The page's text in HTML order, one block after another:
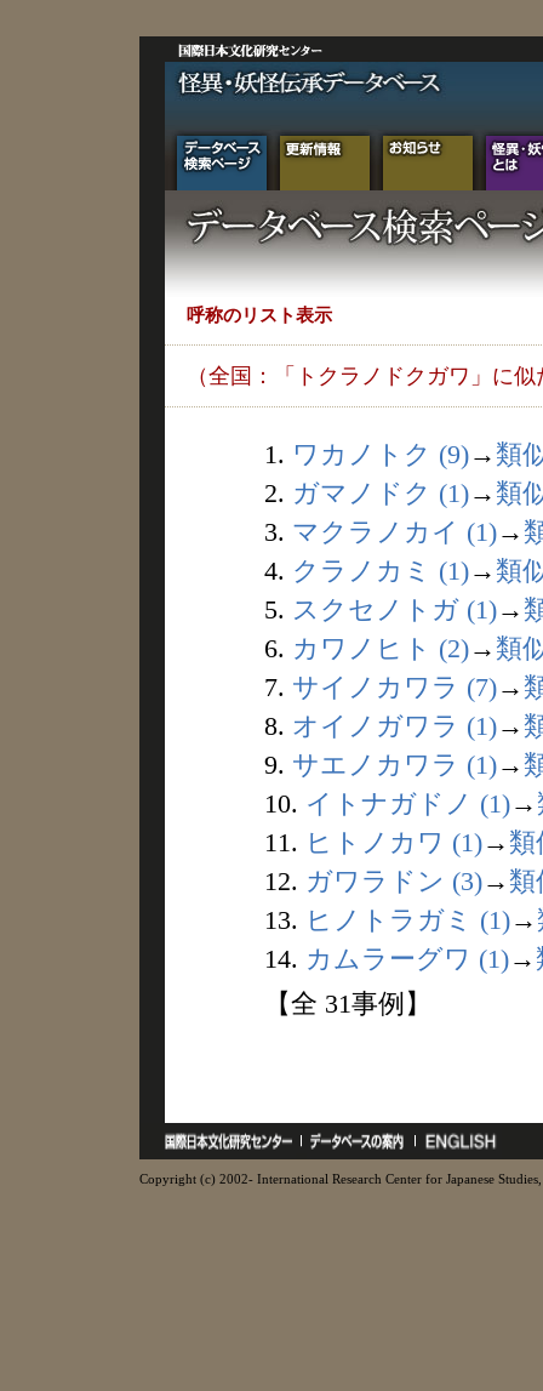
呼称のリスト表示
（全国：「トクラノドクガワ」に
1. ワカノトク (9)→ 類
2. ガマノドク (1)→ 類
3. マクラノカイ (1)→
4. クラノカミ (1)→ 類
5. スクセノトガ (1)→
6. カワノヒト (2)→ 類
7. サイノカワラ (7)→
8. オイノガワラ (1)→
9. サエノカワラ (1)→
10. イトナガドノ (1)→
11. ヒトノカワ (1)→ 類
12. ガワラドン (3)→ 類
13. ヒノトラガミ (1)→
14. カムラーグワ (1)→
【全 31事例】
Copyright (c) 2002- International Research Center for Japanese